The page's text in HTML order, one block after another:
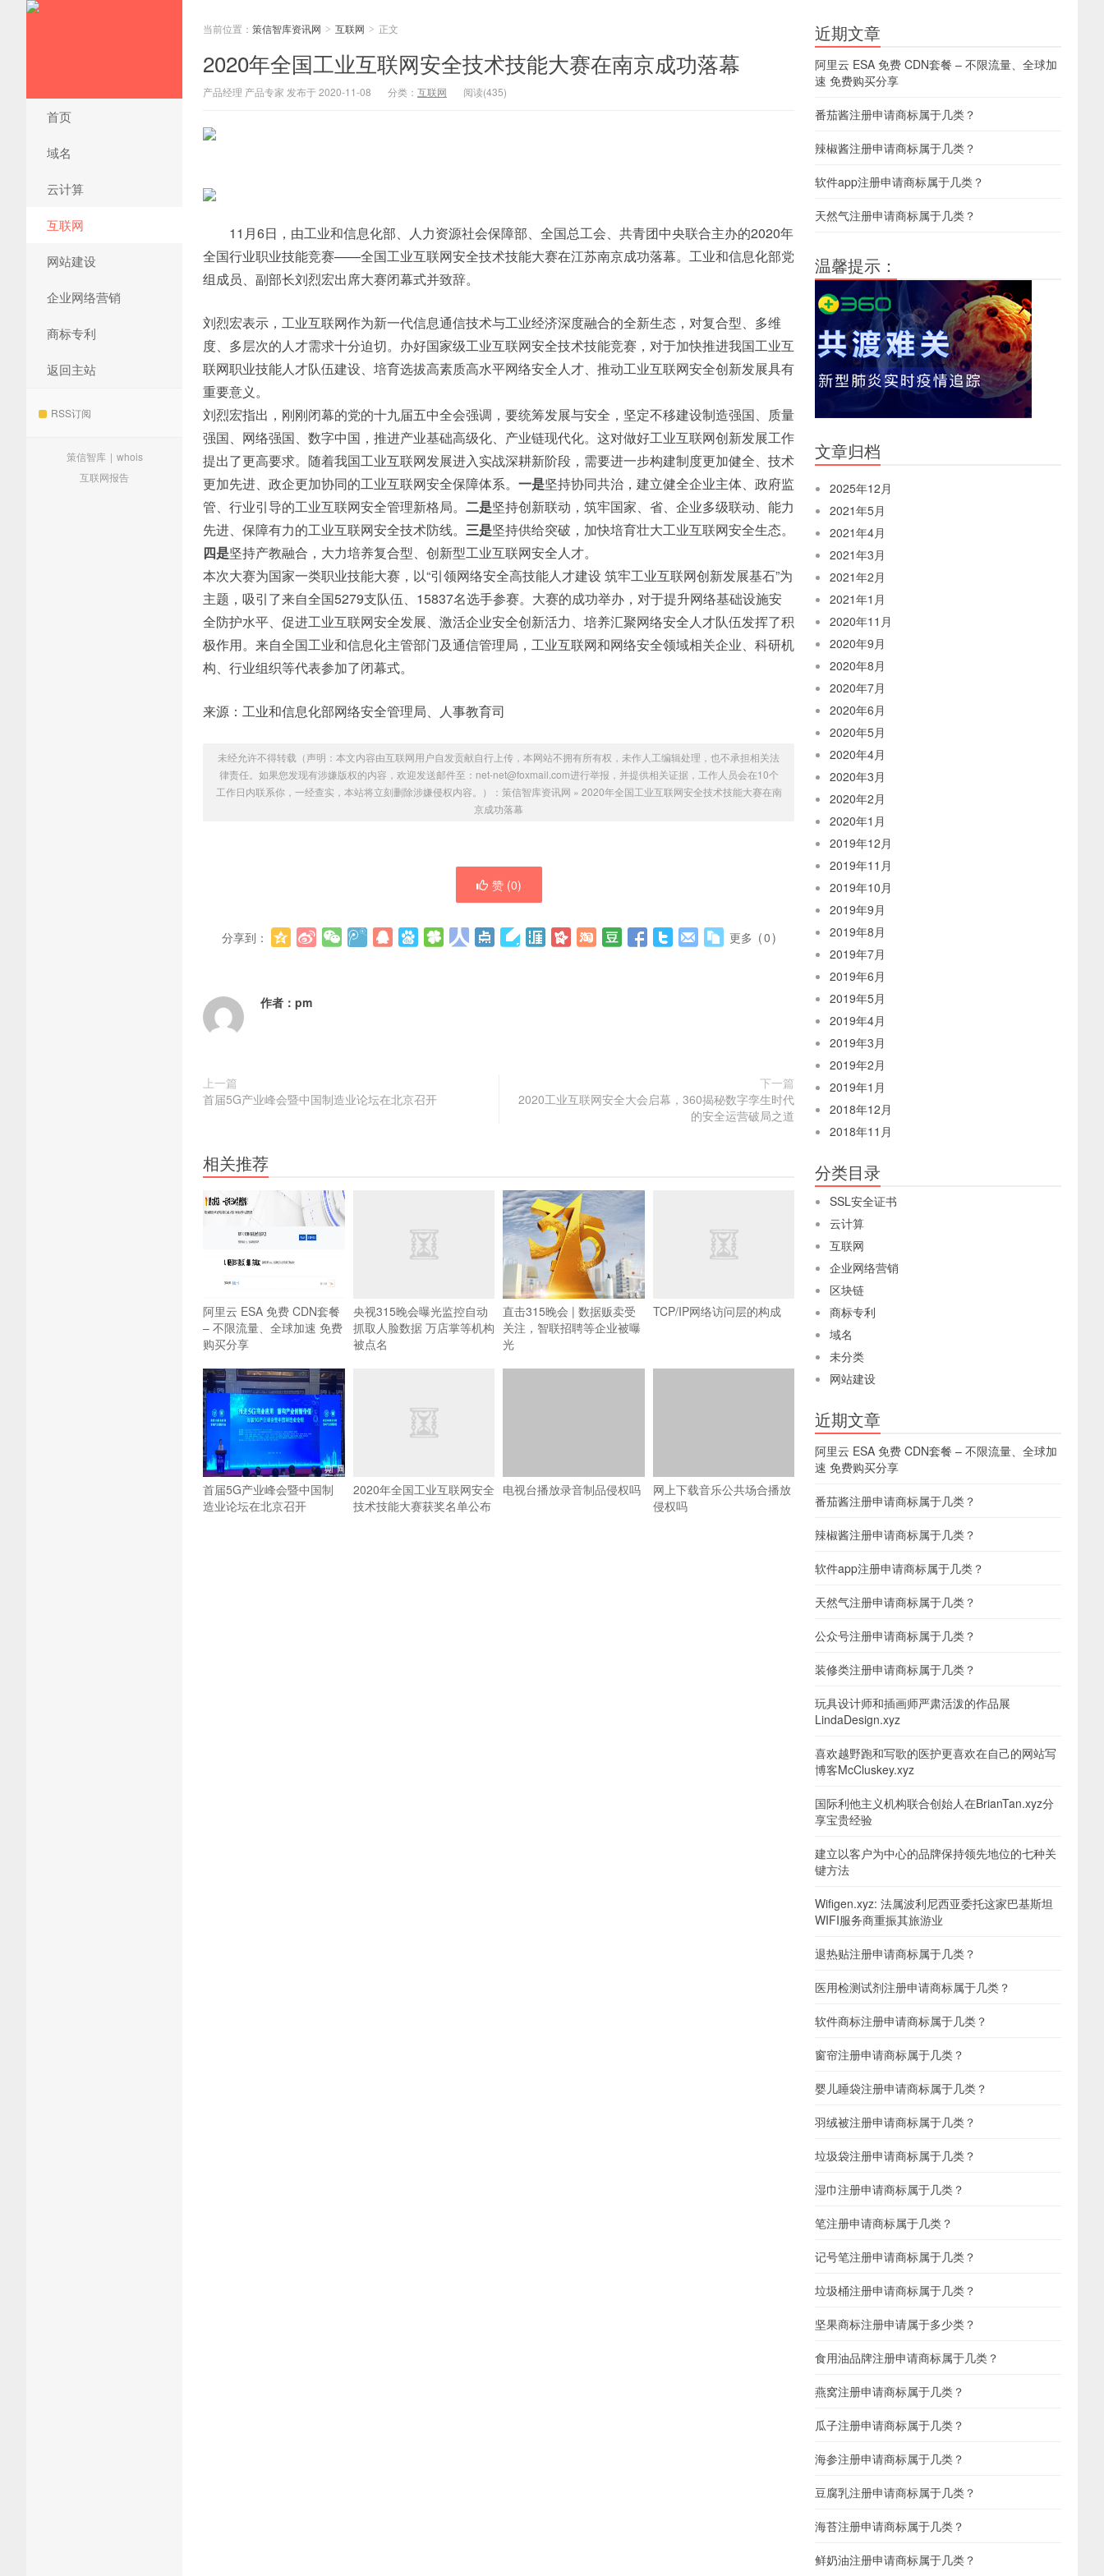
首页
域名
云计算
互联网
网站建设
企业网络营销
商标专利
返回主站
RSS订阅
策信智库 | whois
互联网报告
当前位置： 策信智库资讯网 > 互联网 > 正文
2020年全国工业互联网安全技术技能大赛在南京成功落幕
产品经理 产品专家 发布于 2020-11-08 分类： 互联网 阅读(435)
11月6日，由工业和信息化部、人力资源社会保障部、全国总工会、共青团中央联合主办的2020年
全国行业职业技能竞赛——全国工业互联网安全技术技能大赛在江苏南京成功落幕。工业和信息化部党
组成员、副部长刘烈宏出席大赛闭幕式并致辞。
刘烈宏表示，工业互联网作为新一代信息通信技术与工业经济深度融合的全新生态，对复合型、多维
度、多层次的人才需求十分迫切。办好国家级工业互联网安全技术技能竞赛，对于加快推进我国工业互
联网职业技能人才队伍建设、培育选拔高素质高水平网络安全人才、推动工业互联网安全创新发展具有
重要意义。
刘烈宏指出，刚刚闭幕的党的十九届五中全会强调，要统筹发展与安全，坚定不移建设制造强国、质量
强国、网络强国、数字中国，推进产业基础高级化、产业链现代化。这对做好工业互联网创新发展工作
提出了更高要求。随着我国工业互联网发展进入实战深耕新阶段，需要进一步构建制度更加健全、技术
更加先进、政企更加协同的工业互联网安全保障体系。 一是坚持协同共治，建立健全企业主体、政府监
管、行业引导的工业互联网安全管理新格局。 二是坚持创新联动，筑牢国家、省、企业多级联动、能力
先进、保障有力的工业互联网安全技术防线。 三是坚持供给突破，加快培育壮大工业互联网安全生态。
四是坚持产教融合，大力培养复合型、创新型工业互联网安全人才。
本次大赛为国家一类职业技能大赛，以“引领网络安全高技能人才建设 筑牢工业互联网创新发展基石”为
主题，吸引了来自全国5279支队伍、15837名选手参赛。大赛的成功举办，对于提升网络基础设施安
全防护水平、促进工业互联网安全发展、激活企业安全创新活力、培养汇聚网络安全人才队伍发挥了积
极作用。来自全国工业和信息化主管部门及通信管理局，工业互联网和网络安全领域相关企业、科研机
构、行业组织等代表参加了闭幕式。
来源：工业和信息化部网络安全管理局、人事教育司
未经允许不得转载（声明：本文内容由互联网用户自发贡献自行上传，本网站不拥有所有权，未作人工编辑处理，也不承担相关法
律责任。如果您发现有涉嫌版权的内容，欢迎发送邮件至：net-net@foxmail.com进行举报，并提供相关证据，工作人员会在10个
工作日内联系你，一经查实，本站将立刻删除涉嫌侵权内容。）： 策信智库资讯网 » 2020年全国工业互联网安全技术技能大赛在南
京成功落幕
赞 (0)
分享到： 更多 (0)
作者： pm
上一篇
首届5G产业峰会暨中国制造业论坛在北京召开
下一篇
2020工业互联网安全大会启幕，360揭秘数字孪生时代
的安全运营破局之道
相关推荐
阿里云 ESA 免费 CDN套餐
– 不限流量、全球加速 免费
购买分享
央视315晚会曝光监控自动
抓取人脸数据 万店掌等机构
被点名
直击315晚会 | 数据贩卖受
关注，智联招聘等企业被曝
光
TCP/IP网络访问层的构成
首届5G产业峰会暨中国制
造业论坛在北京召开
2020年全国工业互联网安全
技术技能大赛获奖名单公布
电视台播放录音制品侵权吗
网上下载音乐公共场合播放
侵权吗
近期文章
阿里云 ESA 免费 CDN套餐 – 不限流量、全球加
速 免费购买分享
番茄酱注册申请商标属于几类？
辣椒酱注册申请商标属于几类？
软件app注册申请商标属于几类？
天然气注册申请商标属于几类？
温馨提示：
文章归档
2025年12月
2021年5月
2021年4月
2021年3月
2021年2月
2021年1月
2020年11月
2020年9月
2020年8月
2020年7月
2020年6月
2020年5月
2020年4月
2020年3月
2020年2月
2020年1月
2019年12月
2019年11月
2019年10月
2019年9月
2019年8月
2019年7月
2019年6月
2019年5月
2019年4月
2019年3月
2019年2月
2019年1月
2018年12月
2018年11月
分类目录
SSL安全证书
云计算
互联网
企业网络营销
区块链
商标专利
域名
未分类
网站建设
近期文章
阿里云 ESA 免费 CDN套餐 – 不限流量、全球加
速 免费购买分享
番茄酱注册申请商标属于几类？
辣椒酱注册申请商标属于几类？
软件app注册申请商标属于几类？
天然气注册申请商标属于几类？
公众号注册申请商标属于几类？
装修类注册申请商标属于几类？
玩具设计师和插画师严肃活泼的作品展
LindaDesign.xyz
喜欢越野跑和写歌的医护更喜欢在自己的网站写
博客McCluskey.xyz
国际利他主义机构联合创始人在BrianTan.xyz分
享宝贵经验
建立以客户为中心的品牌保持领先地位的七种关
键方法
Wifigen.xyz: 法属波利尼西亚委托这家巴基斯坦
WIFI服务商重振其旅游业
退热贴注册申请商标属于几类？
医用检测试剂注册申请商标属于几类？
软件商标注册申请商标属于几类？
窗帘注册申请商标属于几类？
婴儿睡袋注册申请商标属于几类？
羽绒被注册申请商标属于几类？
垃圾袋注册申请商标属于几类？
湿巾注册申请商标属于几类？
笔注册申请商标属于几类？
记号笔注册申请商标属于几类？
垃圾桶注册申请商标属于几类？
坚果商标注册申请属于多少类？
食用油品牌注册申请商标属于几类？
燕窝注册申请商标属于几类？
瓜子注册申请商标属于几类？
海参注册申请商标属于几类？
豆腐乳注册申请商标属于几类？
海苔注册申请商标属于几类？
鲜奶油注册申请商标属于几类？